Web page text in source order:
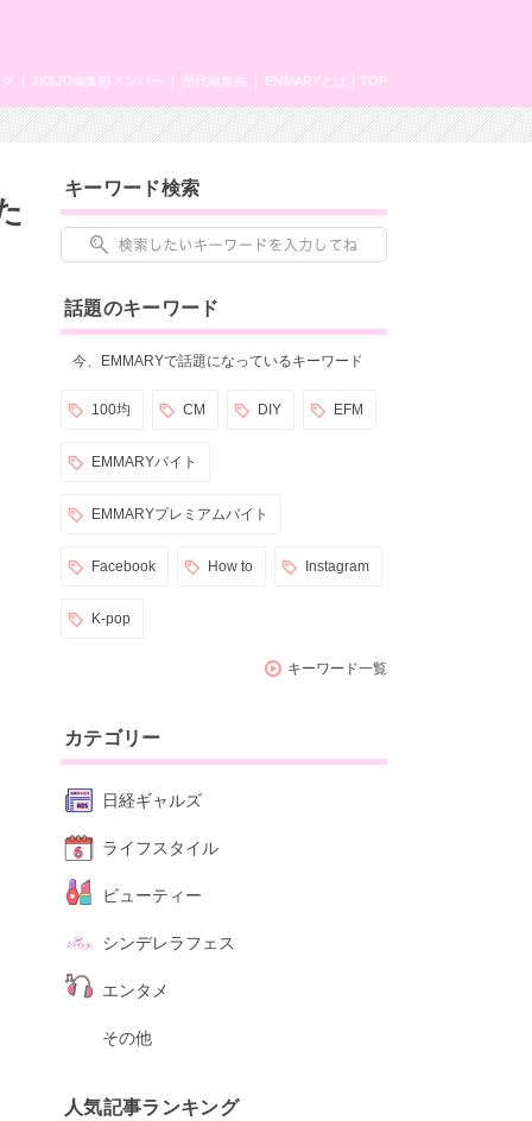
TOP
EMMARYとは
歴代編集長
JK&JD編集部メンバー
キーワード検索
話題のキーワード
今、EMMARYで話題になっているキーワード
100均 CM DIY EFM
EMMARYバイト
EMMARYプレミアムバイト
Facebook How to Instagram
K-pop
キーワード一覧
カテゴリー
日経ギャルズ
ライフスタイル
ビューティー
シンデレラフェス
エンタメ
その他
人気記事ランキング